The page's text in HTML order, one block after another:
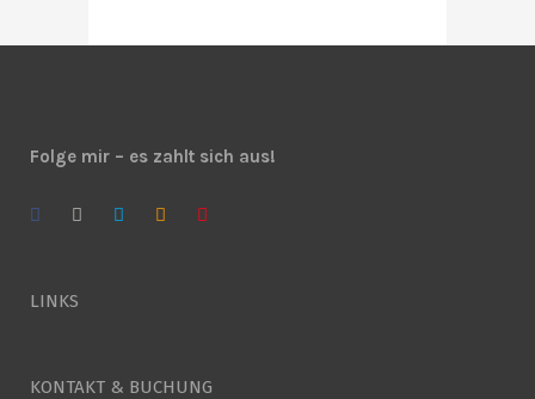
Folge mir – es zahlt sich aus!
LINKS
KONTAKT & BUCHUNG